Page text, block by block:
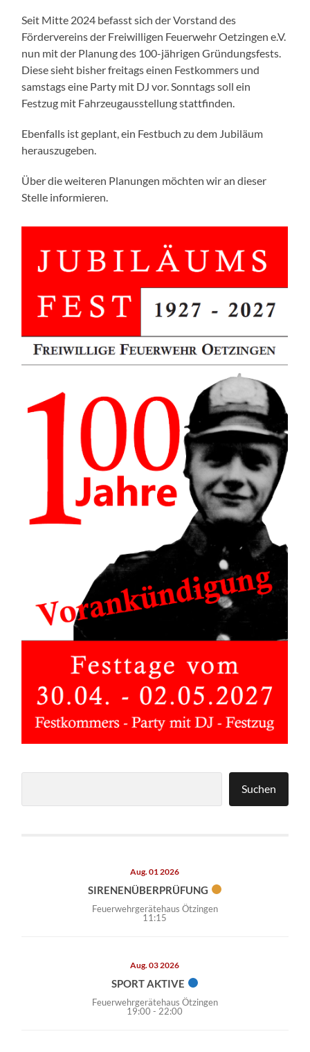
Seit Mitte 2024 befasst sich der Vorstand des
Fördervereins der Freiwilligen Feuerwehr Oetzingen e.V.
nun mit der Planung des 100-jährigen Gründungsfests.
Diese sieht bisher freitags einen Festkommers und
samstags eine Party mit DJ vor. Sonntags soll ein
Festzug mit Fahrzeugausstellung stattfinden.
Ebenfalls ist geplant, ein Festbuch zu dem Jubiläum
herauszugeben.
Über die weiteren Planungen möchten wir an dieser
Stelle informieren.
Suchen
Aug. 01 2026
SIRENENÜBERPRÜFUNG
Feuerwehrgerätehaus Ötzingen
11:15
Aug. 03 2026
SPORT AKTIVE
Feuerwehrgerätehaus Ötzingen
19:00 - 22:00